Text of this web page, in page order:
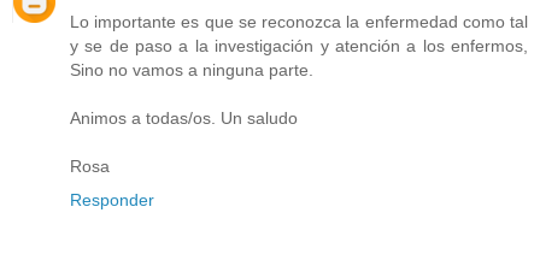
Lo importante es que se reconozca la enfermedad como tal
y se de paso a la investigación y atención a los enfermos,
Sino no vamos a ninguna parte.
Animos a todas/os. Un saludo
Rosa
Responder